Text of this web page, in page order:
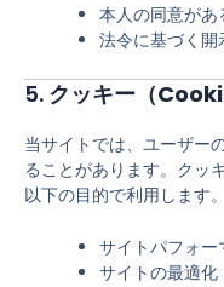
本人の同意があ
法令に基づく開
5. クッキー（
当サイトでは、ユーザー
ることがあります。クッ
以下の目的で利用します。
サイトパフォ
サイトの最適化